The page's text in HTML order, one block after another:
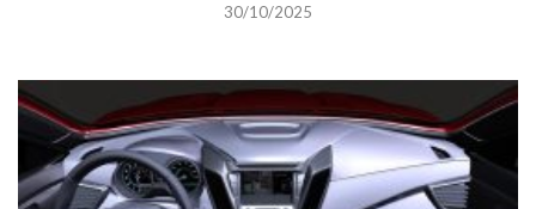
30/10/2025